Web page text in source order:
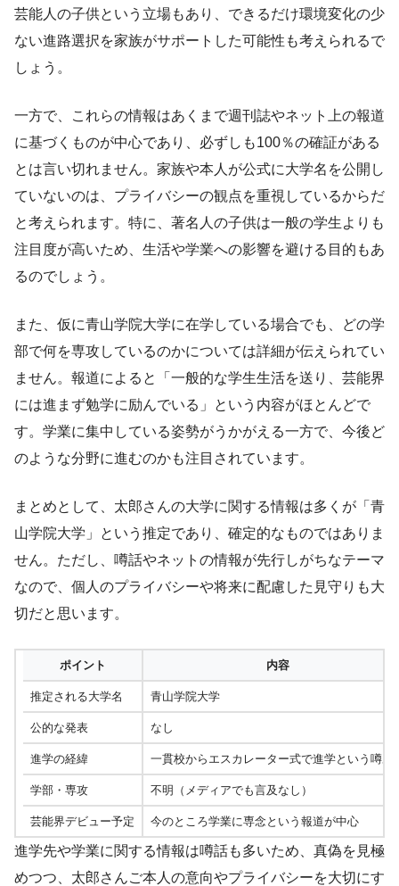
芸能人の子供という立場もあり、できるだけ環境変化の少
ない進路選択を家族がサポートした可能性も考えられるで
しょう。
一方で、これらの情報はあくまで週刊誌やネット上の報道
に基づくものが中心であり、必ずしも100％の確証がある
とは言い切れません。家族や本人が公式に大学名を公開し
ていないのは、プライバシーの観点を重視しているからだ
と考えられます。特に、著名人の子供は一般の学生よりも
注目度が高いため、生活や学業への影響を避ける目的もあ
るのでしょう。
また、仮に青山学院大学に在学している場合でも、どの学
部で何を専攻しているのかについては詳細が伝えられてい
ません。報道によると「一般的な学生生活を送り、芸能界
には進まず勉学に励んでいる」という内容がほとんどで
す。学業に集中している姿勢がうかがえる一方で、今後ど
のような分野に進むのかも注目されています。
まとめとして、太郎さんの大学に関する情報は多くが「青
山学院大学」という推定であり、確定的なものではありま
せん。ただし、噂話やネットの情報が先行しがちなテーマ
なので、個人のプライバシーや将来に配慮した見守りも大
切だと思います。
ポイント 内容
推定される大学名 青山学院大学
公的な発表 なし
進学の経緯 一貫校からエスカレーター式で進学という噂あ
学部・専攻 不明（メディアでも言及なし）
芸能界デビュー予定 今のところ学業に専念という報道が中心
進学先や学業に関する情報は噂話も多いため、真偽を見極
めつつ、太郎さんご本人の意向やプライバシーを大切にす